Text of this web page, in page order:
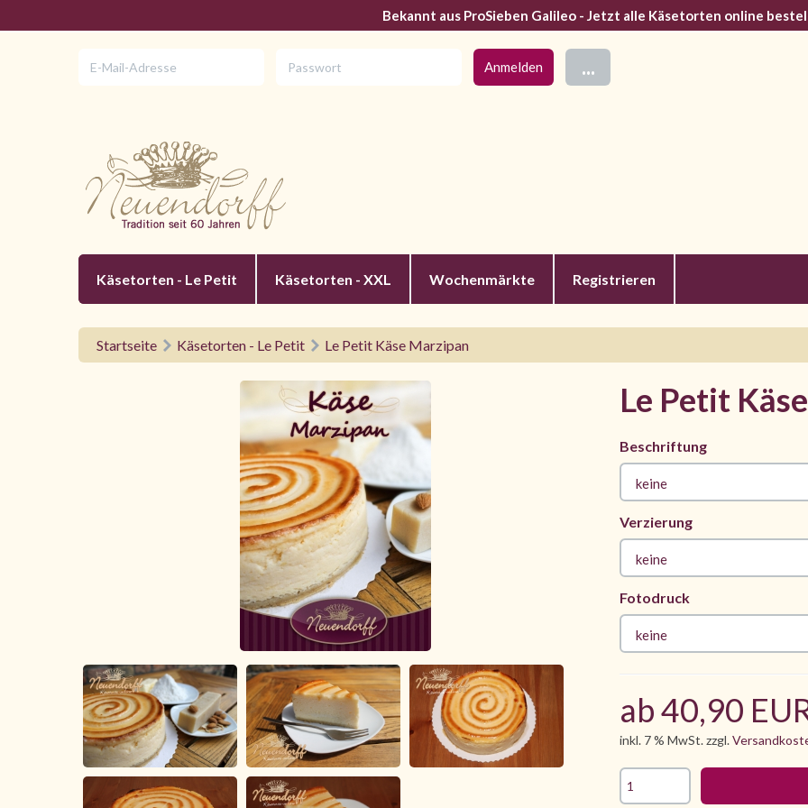
Bekannt aus ProSieben Galileo - Jetzt alle Käsetorten online
...
Käsetorten - Le Petit Käsetorten - XXL Wochenmärkte Registrieren
Startseite Käsetorten - Le Petit Le Petit Käse Marzipan
Le Petit
Beschriftung
keine
Verzierung
keine
Fotodruck
keine
ab 40,90
inkl. 7 % MwSt. zzgl.